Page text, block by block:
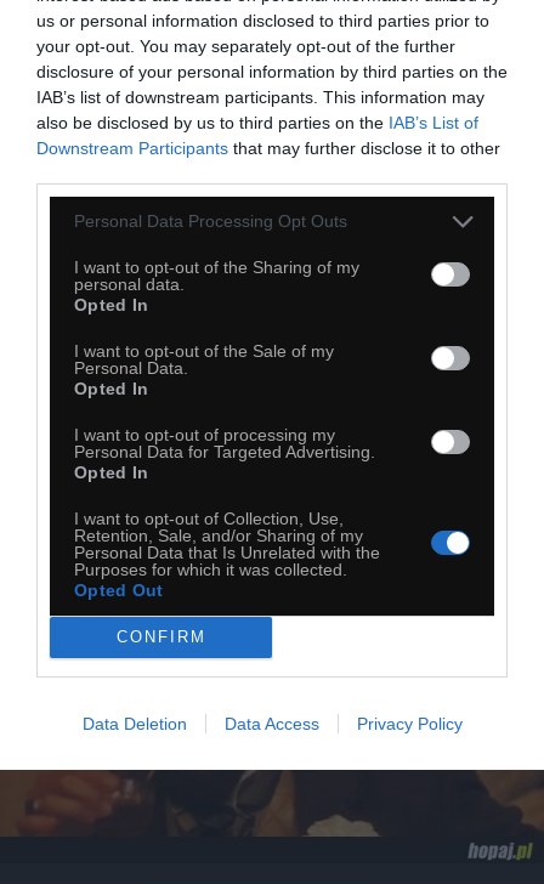
us or personal information disclosed to third parties prior to
your opt-out. You may separately opt-out of the further
disclosure of your personal information by third parties on the
IAB’s list of downstream participants. This information may
also be disclosed by us to third parties on the IAB’s List of
Downstream Participants that may further disclose it to other
Personal Data Processing Opt Outs
I want to opt-out of the Sharing of my
personal data.
Opted In
I want to opt-out of the Sale of my
Personal Data.
Opted In
I want to opt-out of processing my
Personal Data for Targeted Advertising.
Opted In
I want to opt-out of Collection, Use,
Retention, Sale, and/or Sharing of my
Personal Data that Is Unrelated with the
Purposes for which it was collected.
Opted Out
CONFIRM
Data Deletion Data Access Privacy Policy
Tak było